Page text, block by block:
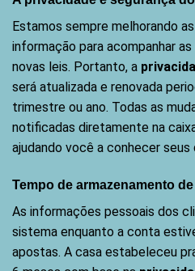
Estamos sempre melhorando
informação para acompanhar
novas leis. Portanto, a
será atualizada e renovada
trimestre ou ano. Todas as
notificadas diretamente na
ajudando você a conhecer
Tempo de armazenamento
As informações pessoais dos
sistema enquanto a conta
apostas. A casa estabeleceu